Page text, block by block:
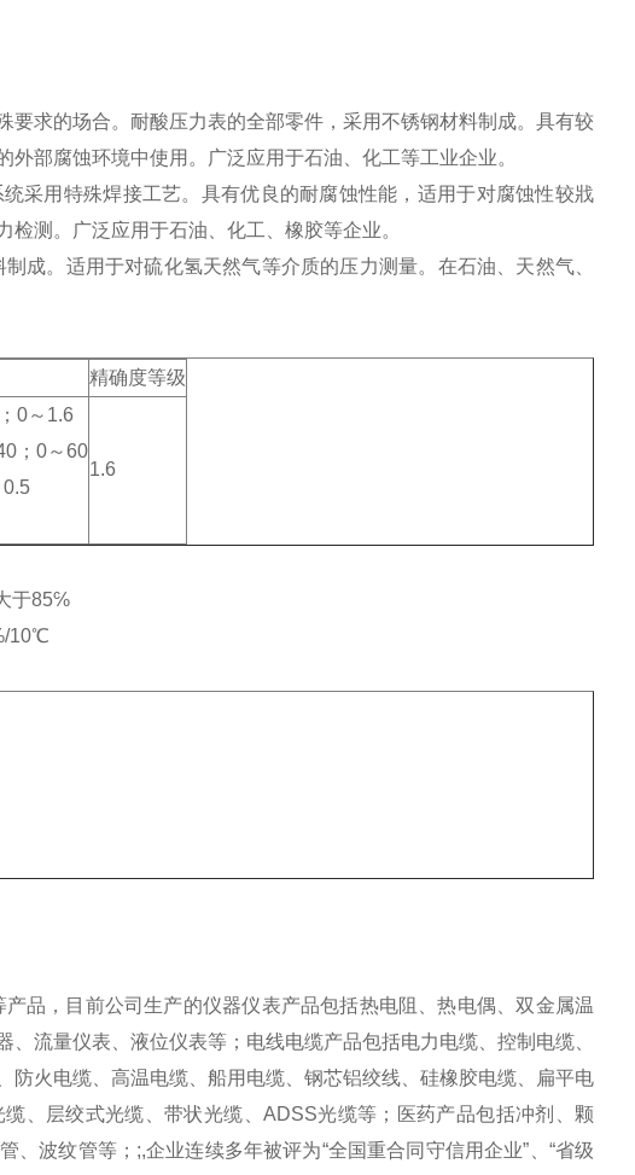
求的场合。耐酸压力表的全部零件，采用不锈钢材料制成。具有较
部腐蚀环境中使用。广泛应用于石油、化工等工业企业。
采用特殊焊接工艺。具有优良的耐腐蚀性能，适用于对腐蚀性较戕
测。广泛应用于石油、化工、橡胶等企业。
。适用于对硫化氢天然气等介质的压力测量。在石油、天然气、
精确度等级
0～1.6
；0～60
1.6
于85℅
10℃
品，目前公司生产的仪器仪表产品包括热电阻、热电偶、双金属温
流量仪表、液位仪表等；电线电缆产品包括电力电缆、控制电缆、
火电缆、高温电缆、船用电缆、钢芯铝绞线、硅橡胶电缆、扁平电
、层绞式光缆、带状光缆、ADSS光缆等；医药产品包括冲剂、颗
波纹管等；;,企业连续多年被评为“全国重合同守信用企业”、“省级